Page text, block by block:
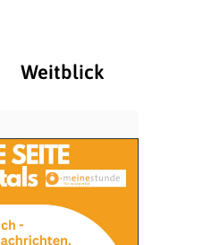
Weitblick